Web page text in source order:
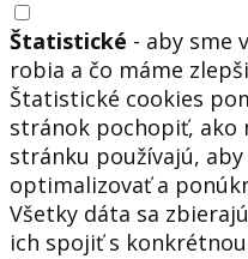
Štatistické - aby sme
robia a čo máme
Štatistické cookies
stránok pochopiť, ako
stránku používajú,
optimalizovať a
Všetky dáta sa
ich spojiť s